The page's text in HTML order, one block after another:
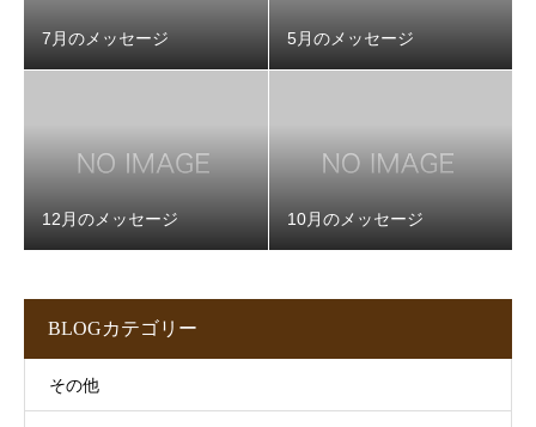
7月のメッセージ 5月のメッセージ
12月のメッセージ 10月のメッセージ
BLOGカテゴリー
その他